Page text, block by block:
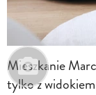
Mieszkanie
tylko z